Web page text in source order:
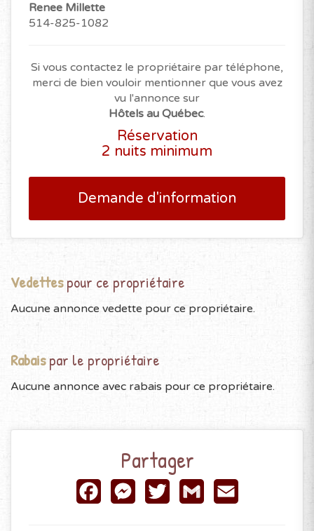
Renee Millette
514-825-1082
Si vous contactez le propriétaire par téléphone,
merci de bien vouloir mentionner que vous avez
vu l'annonce sur
Hôtels au Québec.
Réservation
2 nuits minimum
Demande d'information
Vedettespour ce propriétaire
Aucune annonce vedette pour ce propriétaire.
Rabaispar le propriétaire
Aucune annonce avec rabais pour ce propriétaire.
Partager
FacebookMessenger
TwitterGmail Email